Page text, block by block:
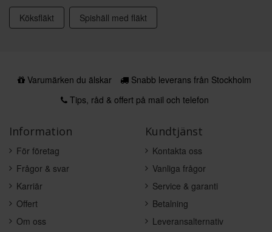
Köksfläkt Spishäll med fläkt
Varumärken du älskar
Snabb leverans från Stockholm
Tips, råd & offert på mail och telefon
Information
För företag
Frågor & svar
Karriär
Offert
Om oss
Kundtjänst
Kontakta oss
Vanliga frågor
Service & garanti
Betalning
Leveransalternativ